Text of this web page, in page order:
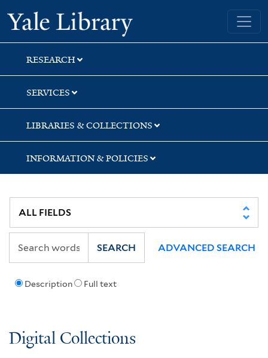
Skip
to
search
Skip
to
main
content
Skip
to
first
result
Yale University Library
RESEARCH
SERVICES
LIBRARIES & COLLECTIONS
INFORMATION & POLICIES
Description Full text
SEARCH ADVANCED SEARCH
Digital Collections